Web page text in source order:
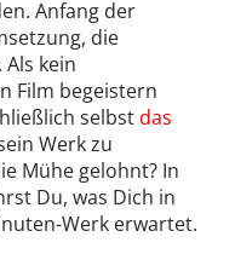
Anfang der
die
kein
Film begeistern
selbstdas
Werk zu
Mühe gelohnt? In
Du, was Dich in
Werk erwartet.